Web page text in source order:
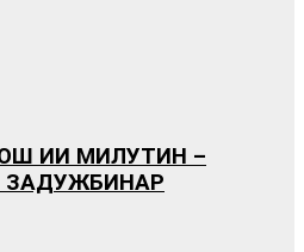
ИИ МИЛУТИН –
ЗАДУЖБИНАР